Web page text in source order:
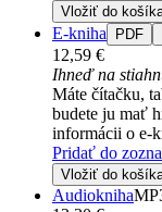
Vložiť do
E-kniha PDF
12,59 €
Ihneď na
Máte čítačku,
budete ju mať
informácii o e-
Pridať do
Vložiť do
Audiokniha